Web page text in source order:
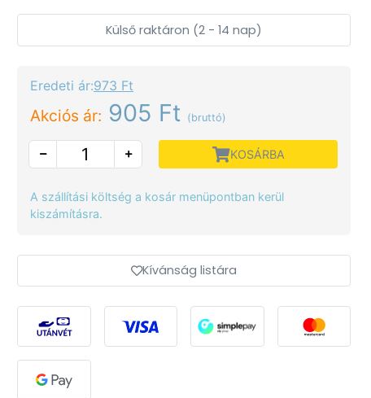
Külső raktáron (2 - 14 nap)
Eredeti ár:973 Ft
Akciós ár: 905 Ft (bruttó)
KOSÁRBA
A szállítási költség a kosár menüpontban kerül
kiszámításra.
Kívánság listára